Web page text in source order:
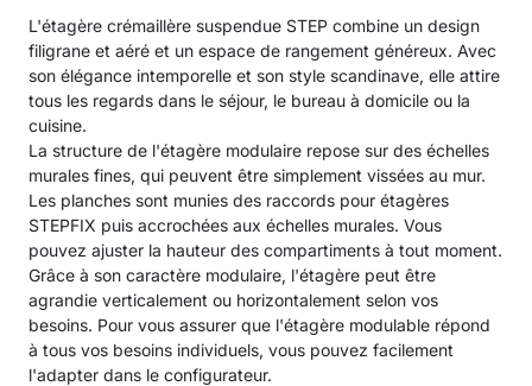
L'étagère crémaillère suspendue STEP combine un design
filigrane et aéré et un espace de rangement généreux. Avec
son élégance intemporelle et son style scandinave, elle attire
tous les regards dans le séjour, le bureau à domicile ou la
cuisine.
La structure de l'étagère modulaire repose sur des échelles
murales fines, qui peuvent être simplement vissées au mur.
Les planches sont munies des raccords pour étagères
STEPFIX puis accrochées aux échelles murales. Vous
pouvez ajuster la hauteur des compartiments à tout moment.
Grâce à son caractère modulaire, l'étagère peut être
agrandie verticalement ou horizontalement selon vos
besoins. Pour vous assurer que l'étagère modulable répond
à tous vos besoins individuels, vous pouvez facilement
l'adapter dans le configurateur.